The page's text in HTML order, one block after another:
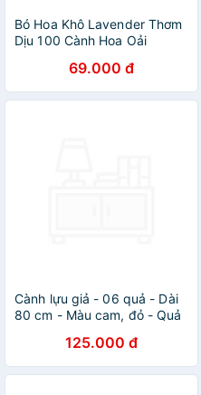
Bó Hoa Khô Lavender Thơm
Dịu 100 Cành Hoa Oải
Décor Nhà Cửa Làm Quà
Tặng Kỷ Niệm - HÀNG
CHÍNH HÃNG MINIIN
69.000 đ
Cành lựu giả - 06 quả - Dài
80 cm - Màu cam, đỏ - Quả
hoa lụa Decor trang trí nhà
cửa
125.000 đ